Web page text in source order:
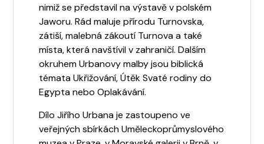
nimiž se představil na výstavě v polském
Jaworu. Rád maluje přírodu Turnovska,
zátiší, malebná zákoutí Turnova a také
místa, která navštívil v zahraničí. Dalším
okruhem Urbanovy malby jsou biblická
témata Ukřižování, Útěk Svaté rodiny do
Egypta nebo Oplakávání.
Dílo Jiřího Urbana je zastoupeno ve
veřejných sbírkách Uměleckoprůmyslového